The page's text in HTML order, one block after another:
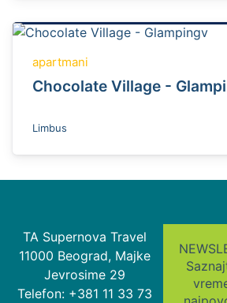
apartmani
Chocolate Village -
Limbus
TA Supernova Travel
11000 Beograd, Majke
Jevrosime 29
Telefon: +381 11 33 73